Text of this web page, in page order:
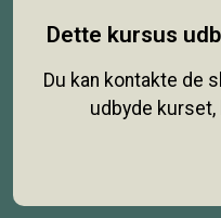
Dette kursus
Du kan kontakte de
udbyde kurset,